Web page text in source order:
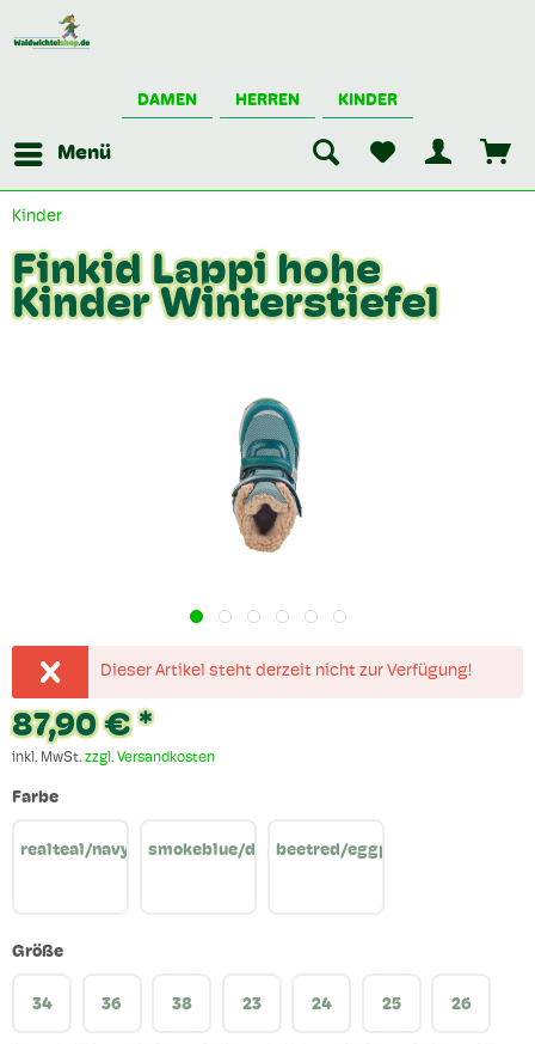
DAMEN HERREN KINDER
Menü
Kinder
Finkid Lappi hohe
Kinder Winterstiefel
Dieser Artikel steht derzeit nicht zur Verfügung!
87,90 € *
inkl. MwSt. zzgl. Versandkosten
Farbe
realteal/navy smokeblue/deeptealbeetred/eggplant
Größe
34 36 38 23 24 25 26